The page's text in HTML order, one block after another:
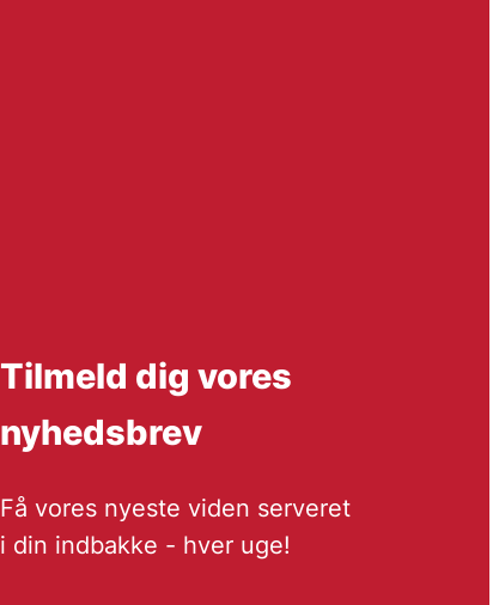
Tilmeld dig vores
nyhedsbrev
Få vores nyeste viden serveret
i din indbakke - hver uge!